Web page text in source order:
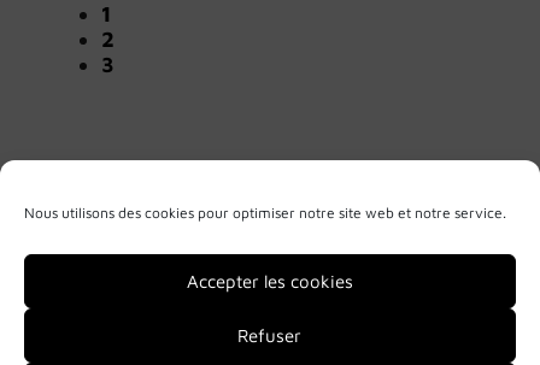
Nous utilisons des cookies pour optimiser notre site web et notre service.
Accepter les cookies
Refuser
1
2
3
Politique de confidentialité